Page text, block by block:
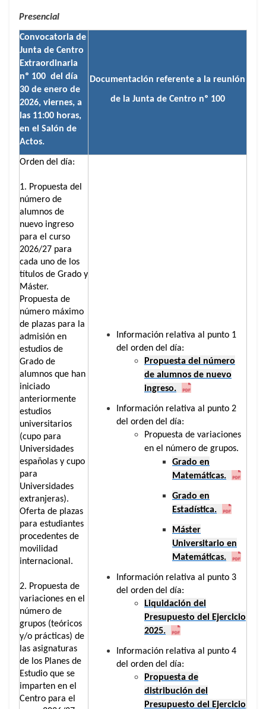
Presencial
Convocatoria de
Junta de Centro
Extraordinaria
nº 100 del día
30 de enero de
2026, viernes, a
las 11:00 horas,
en el Salón de
Actos.
Documentación referente a la reunión
de la Junta de Centro nº 100
Orden del día:
1. Propuesta del
número de
alumnos de
nuevo ingreso
para el curso
2026/27 para
cada uno de los
títulos de Grado y
Máster.
Propuesta de
número máximo
de plazas para la
admisión en
estudios de
Grado de
alumnos que han
iniciado
anteriormente
estudios
universitarios
(cupo para
Universidades
españolas y cupo
para
Universidades
extranjeras).
Oferta de plazas
para estudiantes
procedentes de
movilidad
internacional.
2. Propuesta de
variaciones en el
número de
grupos (teóricos
y/o prácticas) de
las asignaturas
de los Planes de
Estudio que se
imparten en el
Centro para el
Información relativa al punto 1
del orden del día:
Propuesta del número
de alumnos de nuevo
ingreso.
Información relativa al punto 2
del orden del día:
Propuesta de variaciones
en el número de grupos.
Grado en
Matemáticas.
Grado en
Estadística.
Máster
Universitario en
Matemáticas.
Información relativa al punto 3
del orden del día:
Liquidación del
Presupuesto del Ejercicio
2025.
Información relativa al punto 4
del orden del día:
Propuesta de
distribución del
Presupuesto del Ejercicio